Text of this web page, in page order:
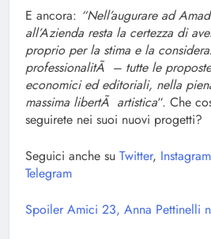
E ancora: “Nell’augurare ad
all’Azienda resta la certezza di
proprio per la stima e la
professionalitÃ – tutte le
economici ed editoriali, nella
massima libertÃ artistica“. Che
seguirete nei suoi nuovi progetti?
Seguici anche su Twitter, Instagram
Telegram
Spoiler Amici 23, Anna Pettinelli